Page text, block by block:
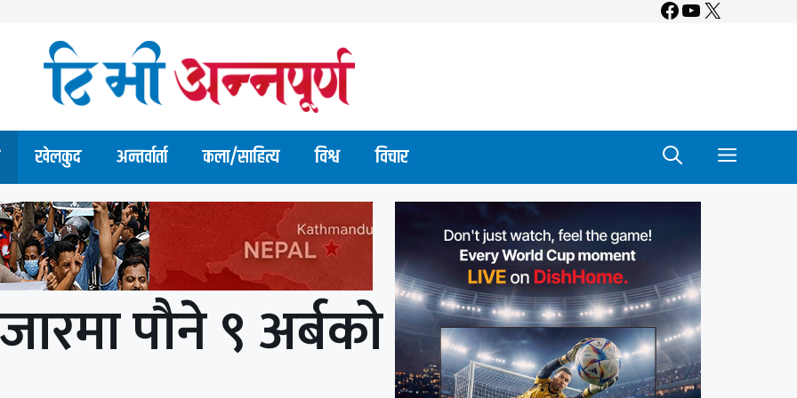
Facebook
YouTube
X
खेलकुद अन्तर्वार्ता कला/साहित्य विश्व विचार
पौने ९ अर्बको